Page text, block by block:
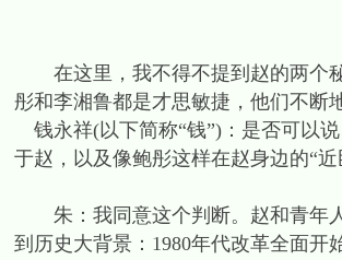
在这里，我不得不提到赵的两个秘
彤和李湘鲁都是才思敏捷，他们不断
钱永祥(以下简称“钱”)：是否可以
于赵，以及像鲍彤这样在赵身边的“近
朱：我同意这个判断。赵和青年人
到历史大背景：1980年代改革全面开